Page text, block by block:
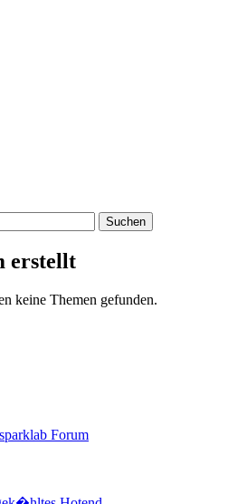
erstellt
keine Themen gefunden.
Forum